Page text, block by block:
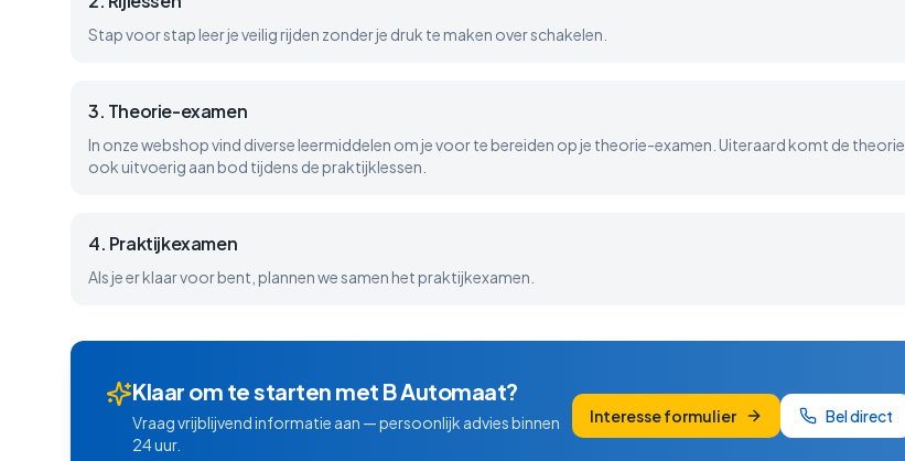
Stap voor stap leer je veilig rijden zonder je druk te maken over schakelen.
3. Theorie-examen
In onze webshop vind diverse leermiddelen om je voor te bereiden op je theorie-examen. Uiteraard komt de theorie
ook uitvoerig aan bod tijdens de praktijklessen.
4. Praktijkexamen
Als je er klaar voor bent, plannen we samen het praktijkexamen.
Klaar om te starten met B Automaat?
Vraag vrijblijvend informatie aan — persoonlijk advies binnen
24 uur.
Interesse formulier Bel direct